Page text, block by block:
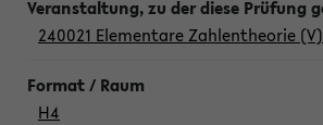
240021 Elementare Zahlentheorie (V)
H4